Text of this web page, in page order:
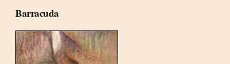
Barracuda